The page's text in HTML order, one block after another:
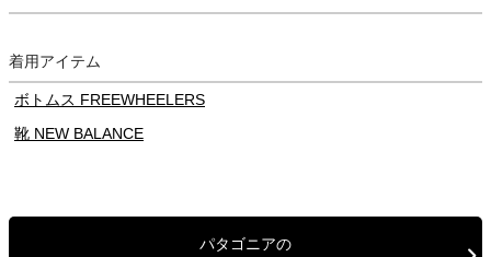
着用アイテム
ボトムス FREEWHEELERS
靴 NEW BALANCE
パタゴニアの